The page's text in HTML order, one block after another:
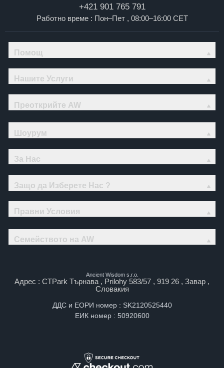
+421 901 765 791
Работно време : Пон–Пет , 08:00–16:00 CET
Помощ
Нашите Услуги
Преоткрийте AW
Шоурум
За Нас
Защо да Изберете Нас ?
Правни Условия
Семейството на AW
Ancient Wisdom s.r.o.
Адрес : CTPark Търнава , Prilohy 583/57 , 919 26 , Завар ,
Словакия
ДДС и ЕОРИ номер : SK2120525440
ЕИК номер : 50920600